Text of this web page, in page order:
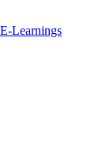
Learnings